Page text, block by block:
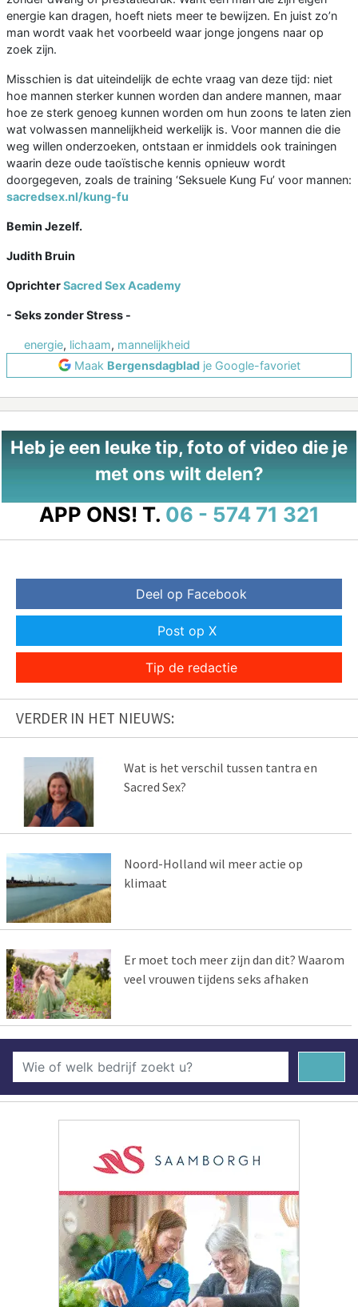
energie kan dragen, hoeft niets meer te bewijzen. En juist zo’n
man wordt vaak het voorbeeld waar jonge jongens naar op
zoek zijn.
Misschien is dat uiteindelijk de echte vraag van deze tijd: niet
hoe mannen sterker kunnen worden dan andere mannen, maar
hoe ze sterk genoeg kunnen worden om hun zoons te laten zien
wat volwassen mannelijkheid werkelijk is. Voor mannen die die
weg willen onderzoeken, ontstaan er inmiddels ook trainingen
waarin deze oude taoïstische kennis opnieuw wordt
doorgegeven, zoals de training ‘Seksuele Kung Fu’ voor mannen:
sacredsex.nl/kung-fu
Bemin Jezelf.
Judith Bruin
OprichterSacred Sex Academy
- Seks zonder Stress -
energie, lichaam, mannelijkheid
Maak Bergensdagbladje Google-favoriet
Heb je een leuke tip, foto of video die je
met ons wilt delen?
APP ONS! T. 06 - 574 71 321
Deel op Facebook
Post op X
Tip de redactie
VERDER IN HET NIEUWS:
Wat is het verschil tussen tantra en
Sacred Sex?
Noord-Holland wil meer actie op
klimaat
Er moet toch meer zijn dan dit? Waarom
veel vrouwen tijdens seks afhaken